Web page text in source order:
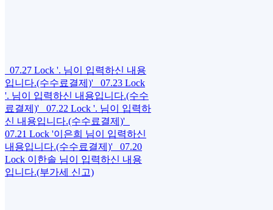
07.27 Lock '. 님이 입력하신 내용
입니다.(수수료결제)'
07.23 Lock
'. 님이 입력하신 내용입니다.(수수
료결제)'
07.22 Lock '. 님이 입력하
신 내용입니다.(수수료결제)'
07.21 Lock '이은희 님이 입력하신
내용입니다.(수수료결제)'
07.20
Lock 이한솔 님이 입력하신 내용
입니다.(부가세 신고)